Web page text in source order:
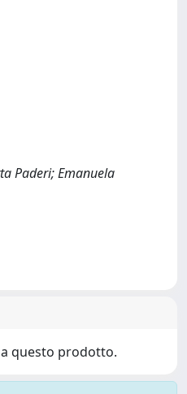
Paderi; Emanuela
questo prodotto.